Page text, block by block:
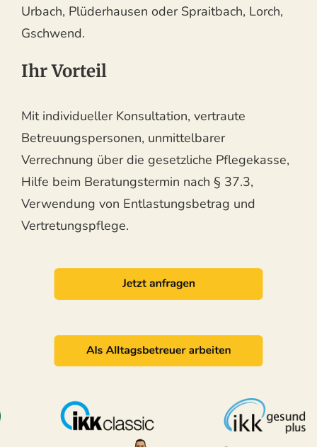
Urbach, Plüderhausen oder Spraitbach, Lorch,
Gschwend.
Ihr Vorteil
Mit individueller Konsultation, vertraute
Betreuungspersonen, unmittelbarer
Verrechnung über die gesetzliche Pflegekasse,
Hilfe beim Beratungstermin nach § 37.3,
Verwendung von Entlastungsbetrag und
Vertretungspflege.